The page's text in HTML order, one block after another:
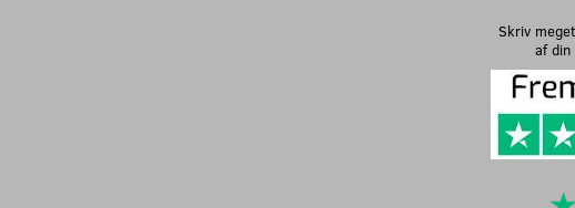
Skriv
af din